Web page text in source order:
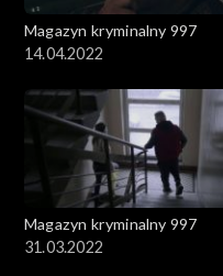
Magazyn kryminalny 997
14.04.2022
Magazyn kryminalny 997
31.03.2022